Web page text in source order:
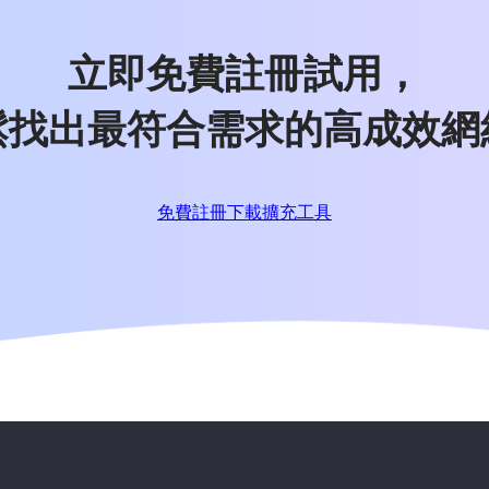
立即免費註冊試用，
出最符合需求的高成效
免費註冊下載擴充工具